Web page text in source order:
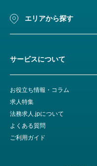
エリアから探す
サービスについて
お役立ち情報・コラム
求人特集
法務求人.jpについて
よくある質問
ご利用ガイド